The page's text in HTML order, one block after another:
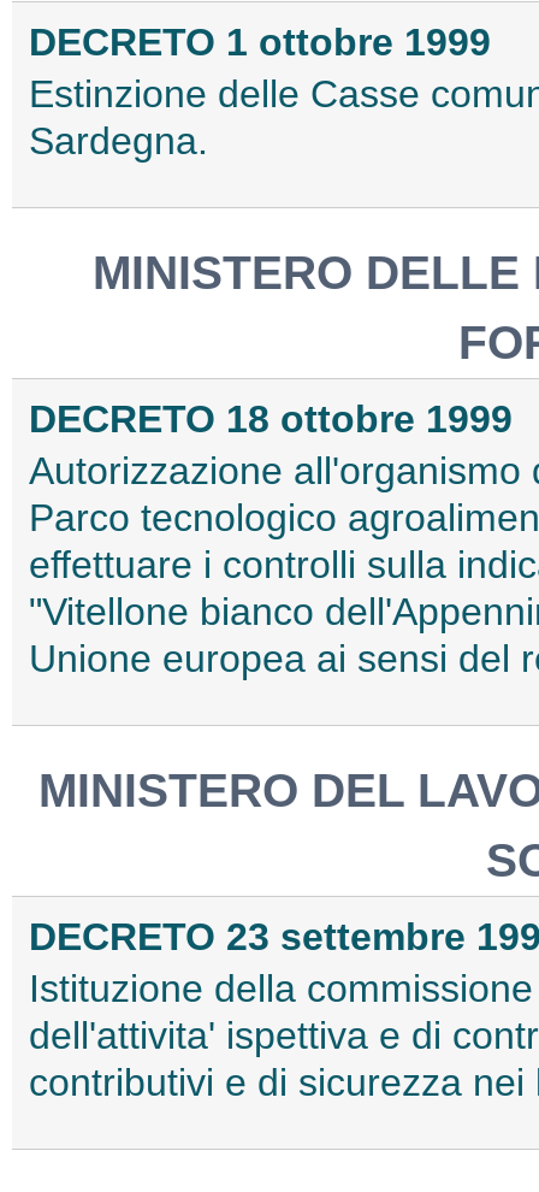
DECRETO 1 ottobre 1999
Estinzione delle Casse
Sardegna.
MINISTERO
DECRETO 18 ottobre 1999
Autorizzazione
Parco tecnologico
effettuare i controlli sulla
"Vitellone bianco
Unione europea ai sensi del
MINISTERO DEL
DECRETO 23 settembre
Istituzione della
dell'attivita' ispettiva e di
contributivi e di sicurezza